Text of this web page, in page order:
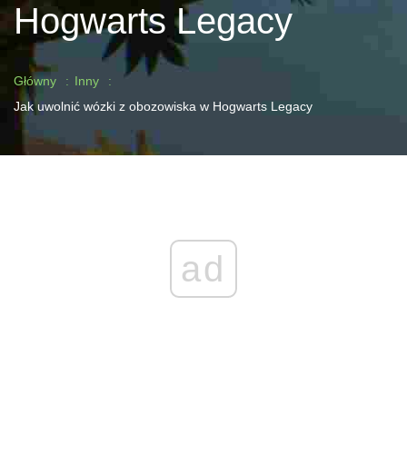
Hogwarts Legacy
Główny
Inny
Jak uwolnić wózki z obozowiska w Hogwarts Legacy
ad